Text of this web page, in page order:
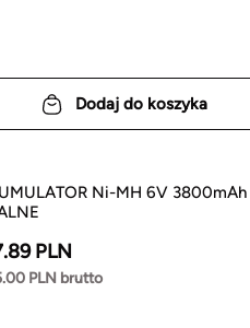
Dodaj do koszyka
Ni-MH 6V 3800mAh
PLN
PLN brutto